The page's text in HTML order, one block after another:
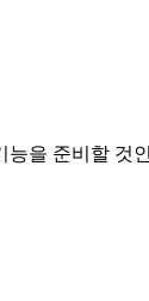
을 준비할 것